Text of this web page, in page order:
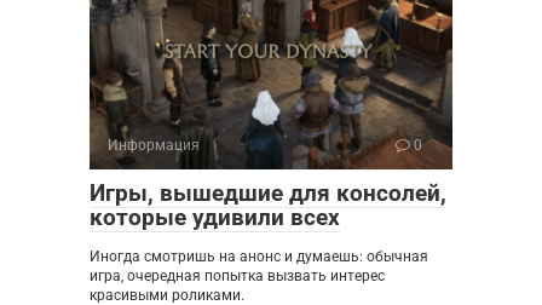
Информация 0
Игры, вышедшие для консолей,
которые удивили всех
Иногда смотришь на анонс и думаешь: обычная
игра, очередная попытка вызвать интерес
красивыми роликами.